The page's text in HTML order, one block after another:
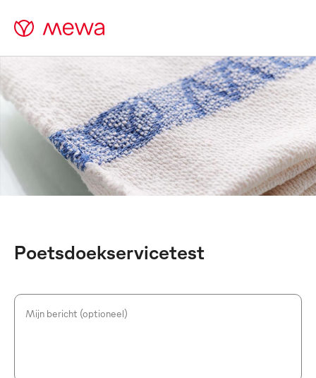
Poetsdoekservicetest
Mijn bericht (optioneel)